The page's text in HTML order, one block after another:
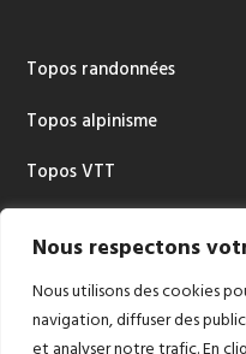
Nous respectons
Nous utilisons des cookies
navigation, diffuser des
et analyser notre trafic. En
Topos randonnées
Topos alpinisme
Topos VTT